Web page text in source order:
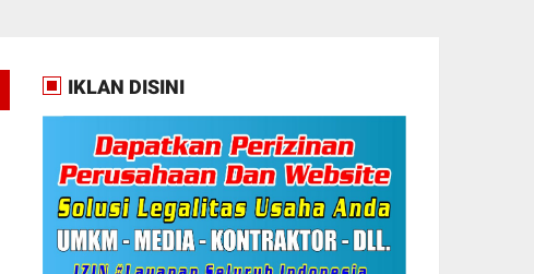
IKLAN DISINI